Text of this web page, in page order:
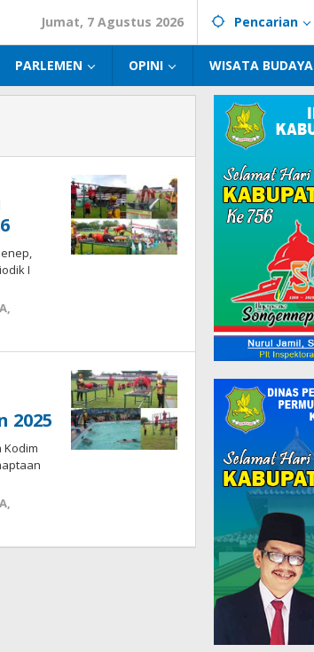
Jumat, 7 Agustus 2026 Pencarian
PARLEMEN OPINI WISATA BUDAYA
I
,
2025
Kodim
,